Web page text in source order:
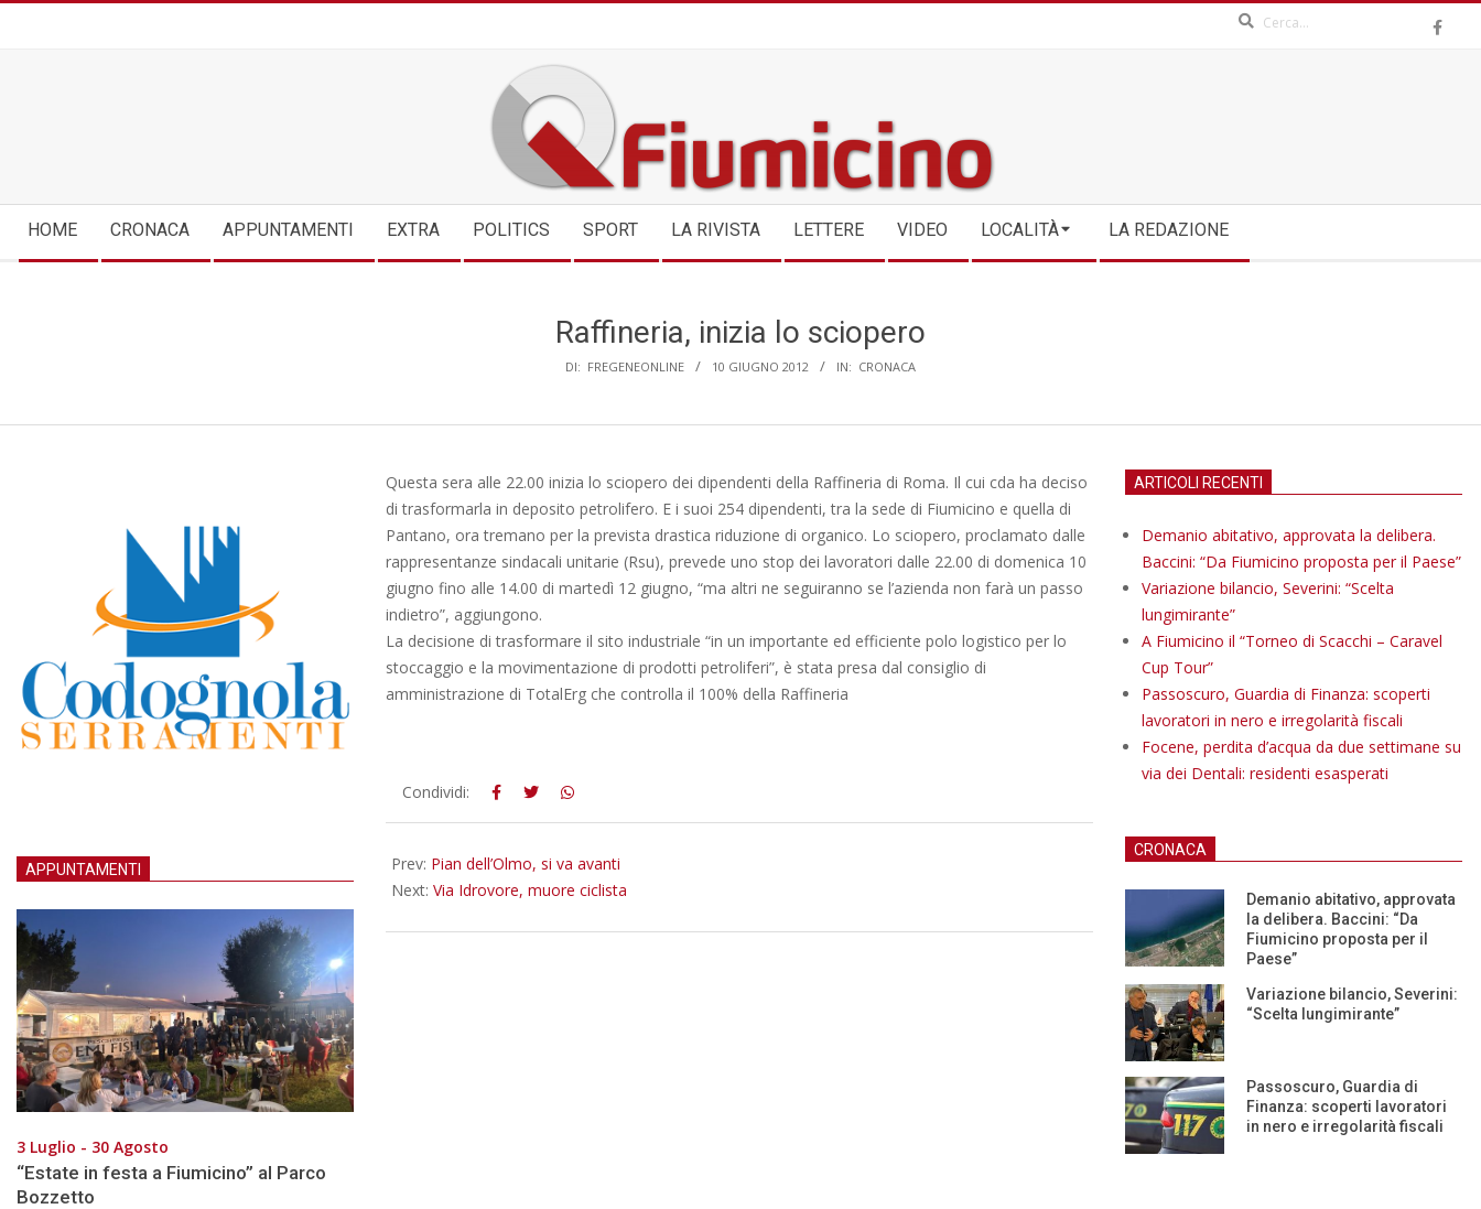
QFIUMICINO.COM
Navigation
Menu
HOME CRONACA APPUNTAMENTI EXTRA POLITICS SPORT LA RIVISTA LETTERE VIDEO LOCALITÀ LA REDAZIONE
Raffineria, inizia lo sciopero
DI: FREGENEONLINE 10 GIUGNO 2012 IN: CRONACA
Questa sera alle 22.00 inizia lo sciopero dei dipendenti della Raffineria di Roma. Il cui cda ha deciso
di trasformarla in deposito petrolifero. E i suoi 254 dipendenti, tra la sede di Fiumicino e quella di
Pantano, ora tremano per la prevista drastica riduzione di organico. Lo sciopero, proclamato dalle
rappresentanze sindacali unitarie (Rsu), prevede uno stop dei lavoratori dalle 22.00 di domenica 10
giugno fino alle 14.00 di martedì 12 giugno, “ma altri ne seguiranno se l’azienda non farà un passo
indietro”, aggiungono.
La decisione di trasformare il sito industriale “in un importante ed efficiente polo logistico per lo
stoccaggio e la movimentazione di prodotti petroliferi”, è stata presa dal consiglio di
amministrazione di TotalErg che controlla il 100% della Raffineria
2012-
06-
Condividi:
Prev: Pian dell’Olmo, si va avanti
Next: Via Idrovore, muore ciclista
APPUNTAMENTI
3 Luglio - 30 Agosto
“Estate in festa a Fiumicino” al Parco
Bozzetto
ARTICOLI RECENTI
Demanio abitativo, approvata la delibera.
Baccini: “Da Fiumicino proposta per il Paese”
Variazione bilancio, Severini: “Scelta
lungimirante”
A Fiumicino il “Torneo di Scacchi – Caravel
Cup Tour”
Passoscuro, Guardia di Finanza: scoperti
lavoratori in nero e irregolarità fiscali
Focene, perdita d’acqua da due settimane su
via dei Dentali: residenti esasperati
CRONACA
Demanio abitativo, approvata
la delibera. Baccini: “Da
Fiumicino proposta per il
Paese”
Variazione bilancio, Severini:
“Scelta lungimirante”
Passoscuro, Guardia di
Finanza: scoperti lavoratori
in nero e irregolarità fiscali